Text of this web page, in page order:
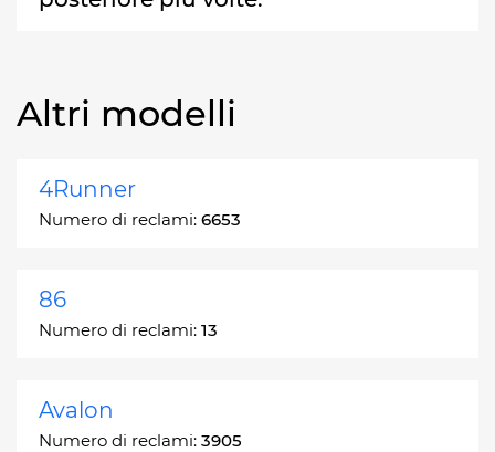
Altri modelli
4Runner
Numero di reclami: 6653
86
Numero di reclami: 13
Avalon
Numero di reclami: 3905